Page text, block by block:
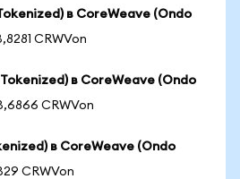
в CoreWeave (Ondo
CRWVon
в CoreWeave (Ondo
CRWVon
в CoreWeave (Ondo
CRWVon